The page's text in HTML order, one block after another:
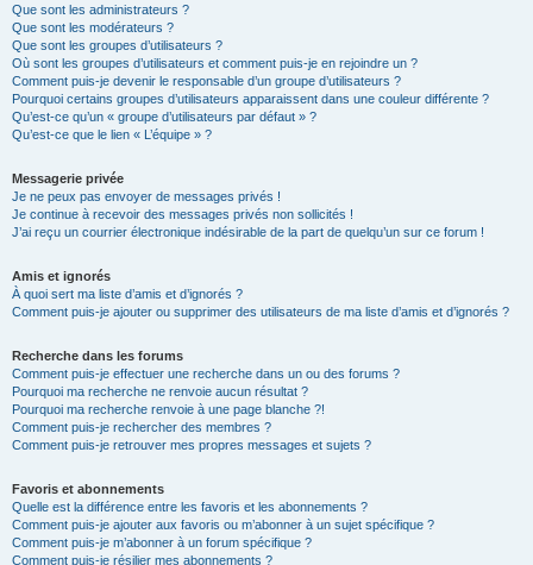
Que sont les administrateurs ?
Que sont les modérateurs ?
Que sont les groupes d’utilisateurs ?
Où sont les groupes d’utilisateurs et comment puis-je en rejoindre un ?
Comment puis-je devenir le responsable d’un groupe d’utilisateurs ?
Pourquoi certains groupes d’utilisateurs apparaissent dans une couleur différente ?
Qu’est-ce qu’un « groupe d’utilisateurs par défaut » ?
Qu’est-ce que le lien « L’équipe » ?
Messagerie privée
Je ne peux pas envoyer de messages privés !
Je continue à recevoir des messages privés non sollicités !
J’ai reçu un courrier électronique indésirable de la part de quelqu’un sur ce forum !
Amis et ignorés
À quoi sert ma liste d’amis et d’ignorés ?
Comment puis-je ajouter ou supprimer des utilisateurs de ma liste d’amis et d’ignorés ?
Recherche dans les forums
Comment puis-je effectuer une recherche dans un ou des forums ?
Pourquoi ma recherche ne renvoie aucun résultat ?
Pourquoi ma recherche renvoie à une page blanche ?!
Comment puis-je rechercher des membres ?
Comment puis-je retrouver mes propres messages et sujets ?
Favoris et abonnements
Quelle est la différence entre les favoris et les abonnements ?
Comment puis-je ajouter aux favoris ou m’abonner à un sujet spécifique ?
Comment puis-je m’abonner à un forum spécifique ?
Comment puis-je résilier mes abonnements ?